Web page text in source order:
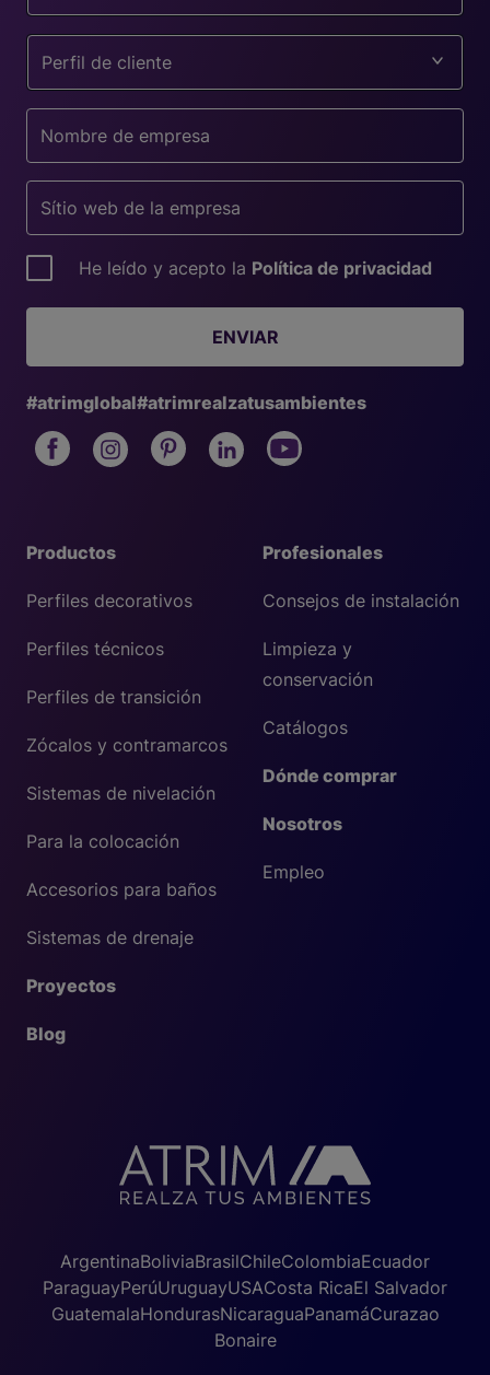
Profesionales
Consejos de instalación
Limpieza y
conservación
Catálogos
Dónde comprar
Nosotros
Empleo
Productos
Perfiles decorativos
Perfiles técnicos
Perfiles de transición
Zócalos y contramarcos
Sistemas de nivelación
Para la colocación
Accesorios para baños
Sistemas de drenaje
Proyectos
Blog
Perfil de cliente
He leído y acepto la Política de privacidad
ENVIAR
#atrimglobal#atrimrealzatusambientes
ArgentinaBoliviaBrasilChileColombiaEcuador
ParaguayPerúUruguayUSACosta RicaEl Salvador
GuatemalaHondurasNicaraguaPanamáCurazao
Bonaire